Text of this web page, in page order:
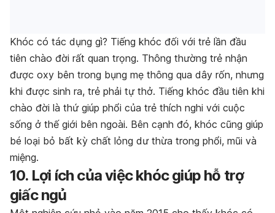
Khóc có tác dụng gì? Tiếng khóc đối với trẻ lần đầu
tiên chào đời rất quan trọng. Thông thường trẻ nhận
được oxy bên trong bụng mẹ thông qua dây rốn, nhưng
khi được sinh ra, trẻ phải tự thở. Tiếng khóc đầu tiên khi
chào đời là thứ giúp phổi của trẻ thích nghi với cuộc
sống ở thế giới bên ngoài. Bên cạnh đó, khóc cũng giúp
bé loại bỏ bất kỳ chất lỏng dư thừa trong phổi, mũi và
miệng.
10. Lợi ích của việc khóc giúp hỗ trợ
giấc ngủ